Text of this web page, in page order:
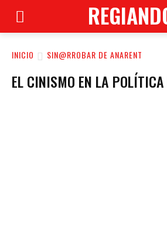
INICIO SIN@RROBAR DE ANARENT
EL CINISMO EN LA POLÍTICA